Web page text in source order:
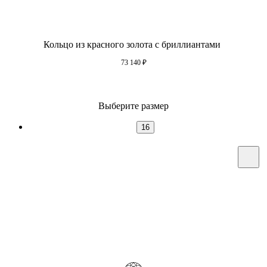
Кольцо из красного золота с бриллиантами
73 140 ₽
Выберите размер
16